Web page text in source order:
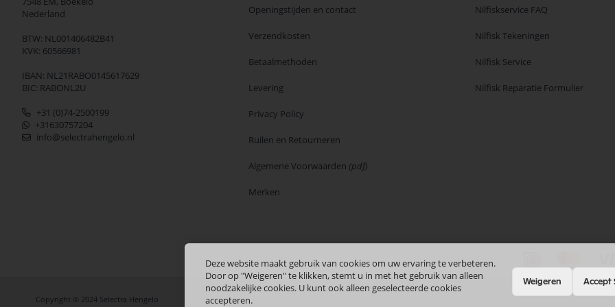
Nederland
BTW: NL001406482B41
KVK: 60566981
IBAN: NL21RABO0145617629
BIC: RABONL2U
+31 (0)74-2500199
+31630757204
info@selectrahengelo.nl
Openingstijden en contact
Verzendkosten
Betaalmethoden
Levering
Privacy Policy
Ruilen en Retourneren
Algemene Voorwaarden (pdf)
Merken
Nilfiskservice FAQ
Nilfisk Tekeningen
Nilfisk Service
Nilfisk Reparatie Formulier
Deze website maakt gebruik van cookies om uw ervaring te verbeteren.
Door op "Weigeren" te klikken, stemt u in met het gebruik van alleen
noodzakelijke cookies. U kunt ook alleen geselecteerde cookies
accepteren.
Weigeren Accept
Copyright © 2024 Selectra Hengelo